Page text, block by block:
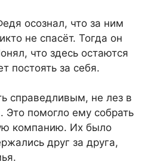
осознал, что за ним
не спасёт. Тогда он
что здесь остаются
постоять за себя.
справедливым, не лез в
Это помогло ему собрать
компанию. Их было
друг за друга,